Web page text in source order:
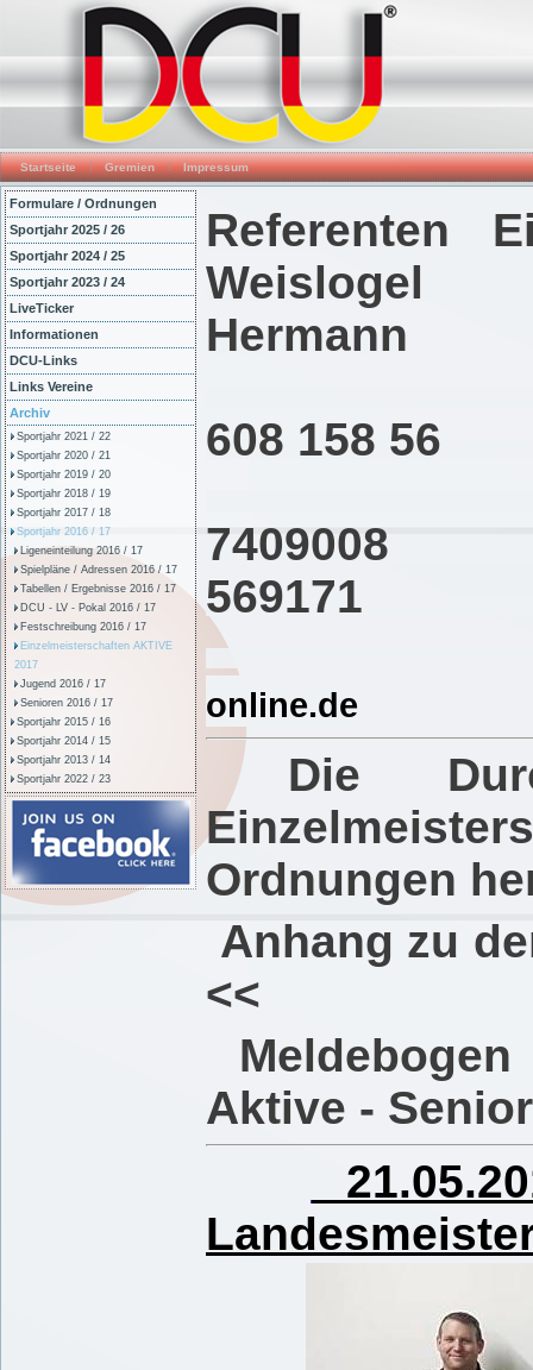
Startseite Gremien Impressum
Formulare / Ordnungen
Sportjahr 2025 / 26
Sportjahr 2024 / 25
Sportjahr 2023 / 24
LiveTicker
Informationen
DCU-Links
Links Vereine
Archiv
Sportjahr 2021 / 22
Sportjahr 2020 / 21
Sportjahr 2019 / 20
Sportjahr 2018 / 19
Sportjahr 2017 / 18
Sportjahr 2016 / 17
Ligeneinteilung 2016 / 17
Spielpläne / Adressen 2016 / 17
Tabellen / Ergebnisse 2016 / 17
DCU - LV - Pokal 2016 / 17
Festschreibung 2016 / 17
Einzelmeisterschaften AKTIVE
2017
Jugend 2016 / 17
Senioren 2016 / 17
Sportjahr 2015 / 16
Sportjahr 2014 / 15
Sportjahr 2013 / 14
Sportjahr 2022 / 23
Hermann
608 158
online.de
Die
Ordnungen
Anhang zu
<<
Aktive -